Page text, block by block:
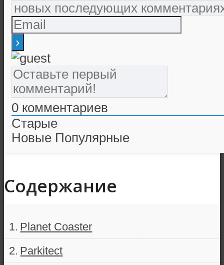
0 комментариев
Старые
Новые Популярные
Содержание
Planet Coaster
Parkitect